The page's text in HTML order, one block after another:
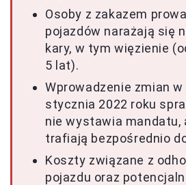
Osoby z zakazem
pojazdów narażają się
kary, w tym więzienie
5 lat).
Wprowadzenie zmian
stycznia 2022 roku
nie wystawia mandatu,
trafiają bezpośrednio
Koszty związane z
pojazdu oraz